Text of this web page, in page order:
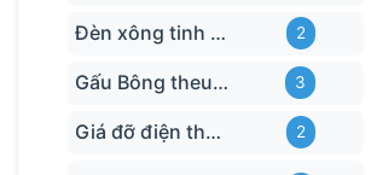
Đèn xông tinh dầu 2
Gấu Bông theu-logo 3
Giá đỡ điện thoại 2